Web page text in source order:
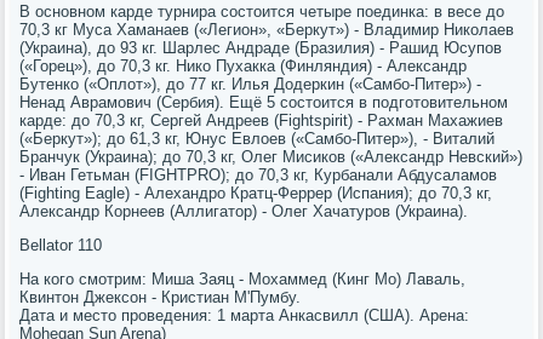
В основном карде турнира состоится четыре поединка: в весе до
70,3 кг Муса Хаманаев («Легион», «Беркут») - Владимир Николаев
(Украина), до 93 кг. Шарлес Андраде (Бразилия) - Рашид Юсупов
(«Горец»), до 70,3 кг. Нико Пухакка (Финляндия) - Александр
Бутенко («Оплот»), до 77 кг. Илья Додеркин («Самбо-Питер») -
Ненад Аврамович (Сербия). Ещё 5 состоится в подготовительном
карде: до 70,3 кг, Сергей Андреев (Fightspirit) - Рахман Махажиев
(«Беркут»); до 61,3 кг, Юнус Евлоев («Самбо-Питер»), - Виталий
Бранчук (Украина); до 70,3 кг, Олег Мисиков («Александр Невский»)
- Иван Гетьман (FIGHTPRO); до 70,3 кг, Курбанали Абдусаламов
(Fighting Eagle) - Алехандро Кратц-Феррер (Испания); до 70,3 кг,
Александр Корнеев (Аллигатор) - Олег Хачатуров (Украина).
Bellator 110
На кого смотрим: Миша Заяц - Мохаммед (Кинг Мо) Лаваль,
Квинтон Джексон - Кристиан М'Пумбу.
Дата и место проведения: 1 марта Анкасвилл (США). Арена:
Mohegan Sun Arena)